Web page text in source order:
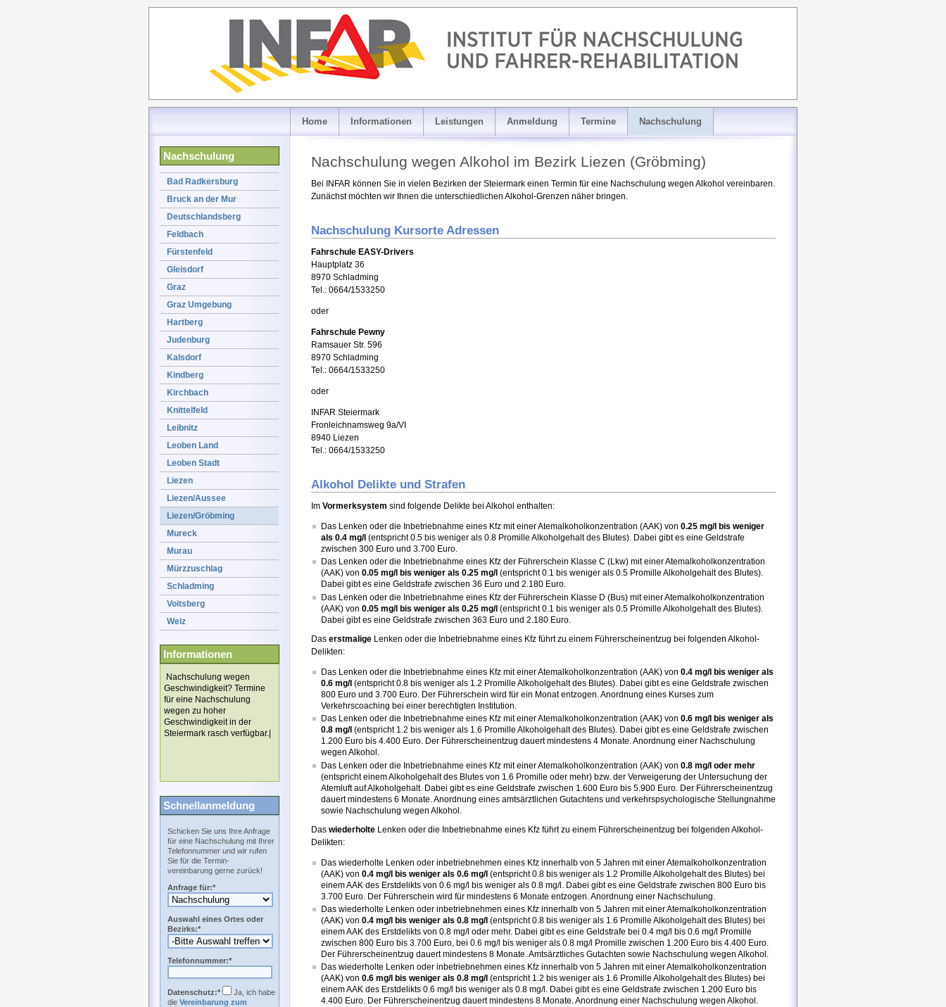
Home Informationen Leistungen Anmeldung Termine Nachschulung
Nachschulung
Bad Radkersburg
Bruck an der Mur
Deutschlandsberg
Feldbach
Fürstenfeld
Gleisdorf
Graz
Graz Umgebung
Hartberg
Judenburg
Kalsdorf
Kindberg
Kirchbach
Knittelfeld
Leibnitz
Leoben Land
Leoben Stadt
Liezen
Liezen/Aussee
Liezen/Gröbming
Mureck
Murau
Mürzzuschlag
Schladming
Voitsberg
Weiz
Informationen
Nachschulung wegen
Geschwindigkeit? Termine
für eine Nachschulung
wegen zu hoher
Geschwindigkeit in der
Steiermark rasch verfügbar.|
Schnellanmeldung
Schicken Sie uns Ihre Anfrage
für eine Nachschulung mit Ihrer
Telefonnummer und wir rufen
Sie für die Termin-
vereinbarung gerne zurück!
Anfrage für:*
Auswahl eines Ortes oder
Bezirks:*
Telefonnummer:*
Datenschutz:*
Ja, ich habe
die Vereinbarung zum
Nachschulung wegen Alkohol im Bezirk Liezen (Gröbming)
Bei INFAR können Sie in vielen Bezirken der Steiermark einen Termin für eine Nachschulung wegen Alkohol vereinbaren.
Zunächst möchten wir Ihnen die unterschiedlichen Alkohol-Grenzen näher bringen.
Nachschulung Kursorte Adressen
Fahrschule EASY-Drivers
Hauptplatz 36
8970 Schladming
Tel.: 0664/1533250
oder
Fahrschule Pewny
Ramsauer Str. 596
8970 Schladming
Tel.: 0664/1533250
oder
INFAR Steiermark
Fronleichnamsweg 9a/VI
8940 Liezen
Tel.: 0664/1533250
Alkohol Delikte und Strafen
Im Vormerksystem sind folgende Delikte bei Alkohol enthalten:
Das Lenken oder die Inbetriebnahme eines Kfz mit einer Atemalkoholkonzentration (AAK) von 0.25 mg/l bis weniger
als 0.4 mg/l (entspricht 0.5 bis weniger als 0.8 Promille Alkoholgehalt des Blutes). Dabei gibt es eine Geldstrafe
zwischen 300 Euro und 3.700 Euro.
Das Lenken oder die Inbetriebnahme eines Kfz der Führerschein Klasse C (Lkw) mit einer Atemalkoholkonzentration
(AAK) von 0.05 mg/l bis weniger als 0.25 mg/l (entspricht 0.1 bis weniger als 0.5 Promille Alkoholgehalt des Blutes).
Dabei gibt es eine Geldstrafe zwischen 36 Euro und 2.180 Euro.
Das Lenken oder die Inbetriebnahme eines Kfz der Führerschein Klasse D (Bus) mit einer Atemalkoholkonzentration
(AAK) von 0.05 mg/l bis weniger als 0.25 mg/l (entspricht 0.1 bis weniger als 0.5 Promille Alkoholgehalt des Blutes).
Dabei gibt es eine Geldstrafe zwischen 363 Euro und 2.180 Euro.
Das erstmalige Lenken oder die Inbetriebnahme eines Kfz führt zu einem Führerscheinentzug bei folgenden Alkohol-
Delikten:
Das Lenken oder die Inbetriebnahme eines Kfz mit einer Atemalkoholkonzentration (AAK) von 0.4 mg/l bis weniger als
0.6 mg/l (entspricht 0.8 bis weniger als 1.2 Promille Alkoholgehalt des Blutes). Dabei gibt es eine Geldstrafe zwischen
800 Euro und 3.700 Euro. Der Führerschein wird für ein Monat entzogen. Anordnung eines Kurses zum
Verkehrscoaching bei einer berechtigten Institution.
Das Lenken oder die Inbetriebnahme eines Kfz mit einer Atemalkoholkonzentration (AAK) von 0.6 mg/l bis weniger als
0.8 mg/l (entspricht 1.2 bis weniger als 1.6 Promille Alkoholgehalt des Blutes). Dabei gibt es eine Geldstrafe zwischen
1.200 Euro bis 4.400 Euro. Der Führerscheinentzug dauert mindestens 4 Monate. Anordnung einer Nachschulung
wegen Alkohol.
Das Lenken oder die Inbetriebnahme eines Kfz mit einer Atemalkoholkonzentration (AAK) von 0.8 mg/l oder mehr
(entspricht einem Alkoholgehalt des Blutes von 1.6 Promille oder mehr) bzw. der Verweigerung der Untersuchung der
Atemluft auf Alkoholgehalt. Dabei gibt es eine Geldstrafe zwischen 1.600 Euro bis 5.900 Euro. Der Führerscheinentzug
dauert mindestens 6 Monate. Anordnung eines amtsärztlichen Gutachtens und verkehrspsychologische Stellungnahme
sowie Nachschulung wegen Alkohol.
Das wiederholte Lenken oder die Inbetriebnahme eines Kfz führt zu einem Führerscheinentzug bei folgenden Alkohol-
Delikten:
Das wiederholte Lenken oder inbetriebnehmen eines Kfz innerhalb von 5 Jahren mit einer Atemalkoholkonzentration
(AAK) von 0.4 mg/l bis weniger als 0.6 mg/l (entspricht 0.8 bis weniger als 1.2 Promille Alkoholgehalt des Blutes) bei
einem AAK des Erstdelikts von 0.6 mg/l bis weniger als 0.8 mg/l. Dabei gibt es eine Geldstrafe zwischen 800 Euro bis
3.700 Euro. Der Führerschein wird für mindestens 6 Monate entzogen. Anordnung einer Nachschulung.
Das wiederholte Lenken oder inbetriebnehmen eines Kfz innerhalb von 5 Jahren mit einer Atemalkoholkonzentration
(AAK) von 0.4 mg/l bis weniger als 0.8 mg/l (entspricht 0.8 bis weniger als 1.6 Promille Alkoholgehalt des Blutes) bei
einem AAK des Erstdelikts von 0.8 mg/l oder mehr. Dabei gibt es eine Geldstrafe bei 0.4 mg/l bis 0.6 mg/l Promille
zwischen 800 Euro bis 3.700 Euro, bei 0.6 mg/l bis weniger als 0.8 mg/l Promille zwischen 1.200 Euro bis 4.400 Euro.
Der Führerscheinentzug dauert mindestens 8 Monate. Amtsärztliches Gutachten sowie Nachschulung wegen Alkohol.
Das wiederholte Lenken oder inbetriebnehmen eines Kfz innerhalb von 5 Jahren mit einer Atemalkoholkonzentration
(AAK) von 0.6 mg/l bis weniger als 0.8 mg/l (entspricht 1.2 bis weniger als 1.6 Promille Alkoholgehalt des Blutes) bei
einem AAK des Erstdelikts 0.6 mg/l bis weniger als 0.8 mg/l. Dabei gibt es eine Geldstrafe zwischen 1.200 Euro bis
4.400 Euro. Der Führerscheinentzug dauert mindestens 8 Monate. Anordnung einer Nachschulung wegen Alkohol.